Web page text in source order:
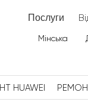
Послуги
Мінська
HUAWEI